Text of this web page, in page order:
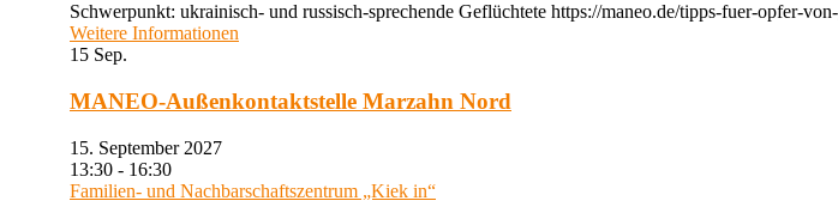
Schwerpunkt: ukrainisch- und russisch-sprechende Geflüchtete https://maneo.de/tipps-fuer-opfer-
Weitere Informationen
15 Sep.
MANEO-Außenkontaktstelle Marzahn Nord
15. September 2027
13:30 - 16:30
Familien- und Nachbarschaftszentrum „Kiek in“